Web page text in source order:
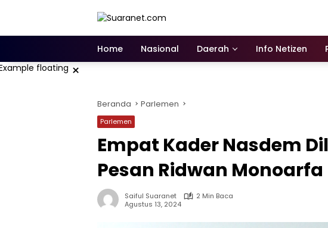
Home Nasional Daerah Info Netizen
×
Beranda Parlemen
Parlemen
Empat Kader Nasdem
Pesan Ridwan Monoarfa
Saiful Suaranet
2 Min Baca
Agustus 13, 2024